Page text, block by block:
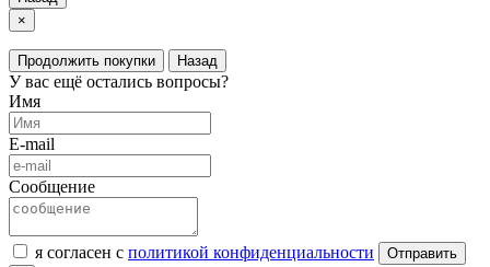
×
Продолжить покупки Назад
У вас ещё остались вопросы?
Имя
E-mail
Сообщение
я согласен с политикой конфиденциальности
Отправить